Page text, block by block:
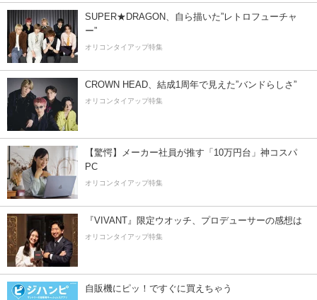
SUPER★DRAGON、自ら描いた”レトロフューチャ
ー”
オリコンタイアップ特集
CROWN HEAD、結成1周年で見えた”バンドらしさ”
オリコンタイアップ特集
【驚愕】メーカー社員が推す「10万円台」神コスパ
PC
オリコンタイアップ特集
『VIVANT』限定ウオッチ、プロデューサーの感想は
オリコンタイアップ特集
自販機にピッ！ですぐに買えちゃう